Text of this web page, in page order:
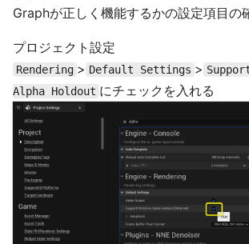
Graphが正しく機能するかの設定項目の
プロジェクト設定
Rendering > Default Settings >
Alpha Holdout にチェックを入れる